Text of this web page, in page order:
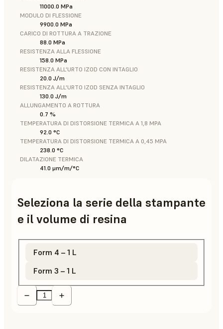
11000.0 MPa
MODULO DI FLESSIONE
9900.0 MPa
CARICO DI ROTTURA A TRAZIONE
88.0 MPa
RESISTENZA ALLA FLESSIONE
158.0 MPa
RESISTENZA ALL'URTO IZOD CON INTAGLIO
20.0 J/m
RESISTENZA ALL'URTO IZOD SENZA INTAGLIO
130.0 J/m
ALLUNGAMENTO A ROTTURA
0.7 %
TEMPERATURA DI DISTORSIONE TERMICA A 1,8 MPA
92.0 °C
TEMPERATURA DI DISTORSIONE TERMICA A 0,45 MPA
238.0 °C
DILATAZIONE TERMICA
41.0 μm/m/°C
Seleziona la serie della stampante
e il volume di resina
Form 4 – 1 L
Form 3 – 1 L